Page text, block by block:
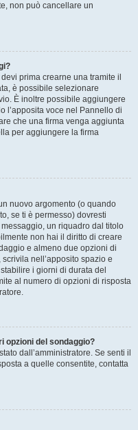
non può cancellare un
prima crearne una tramite il
è possibile selezionare
È inoltre possibile aggiungere
l’apposita voce nel Pannello di
che una firma venga aggiunta
per aggiungere la firma
nuovo argomento (o quando
se ti è permesso) dovresti
un riquadro dal titolo
non hai il diritto di creare
e almeno due opzioni di
nell’apposito spazio e
i giorni di durata del
al numero di opzioni di risposta
opzioni del sondaggio?
dall’amministratore. Se senti il
a quelle consentite, contatta